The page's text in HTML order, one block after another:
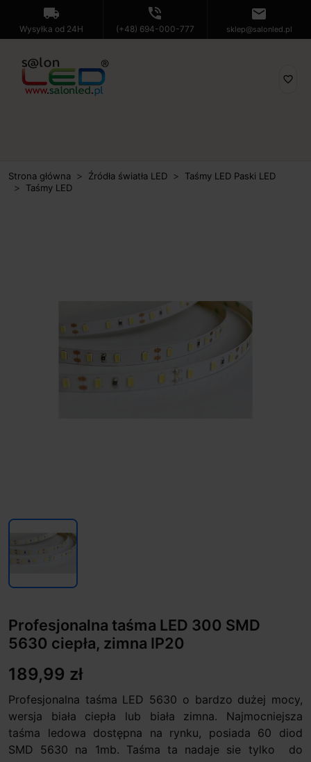
local_shipping
Wysyłka od 24H
phone_in_talk
(+48) 694-000-777
mail
sklep@salonled.pl
favorite_border
Strona główna Źródła światła LED
Taśmy LED Paski LED
Taśmy LED
Profesjonalna taśma LED 300 SMD
5630 ciepła, zimna IP20
189,99 zł
Profesjonalna taśma LED 5630 o bardzo dużej mocy,
wersja biała ciepła lub biała zimna. Najmocniejsza
taśma ledowa dostępna na rynku, posiada 60 diod
SMD 5630 na 1mb. Taśma ta nadaje sie tylko do